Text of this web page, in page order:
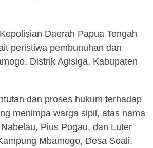
Daerah Papua Tengah
peristiwa pembunuhan dan
Distrik Agisiga, Kabupaten
dan proses hukum terhadap
menimpa warga sipil, atas nama
Pius Pogau, dan Luter
Mbamogo, Desa Soali.